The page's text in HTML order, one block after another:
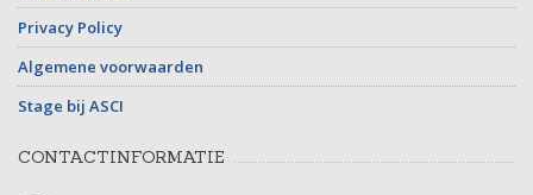
Privacy Policy
Algemene voorwaarden
Stage bij ASCI
CONTACTINFORMATIE